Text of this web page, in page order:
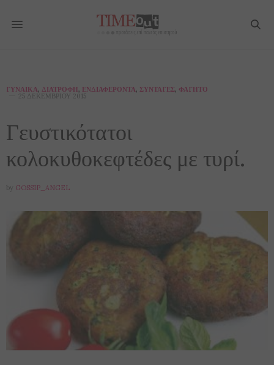
ΓΥΝΑΊΚΑ, ΔΙΑΤΡΟΦΉ, ΕΝΔΙΑΦΈΡΟΝΤΑ, ΣΥΝΤΑΓΈΣ, ΦΑΓΗΤΌ
25 ΔΕΚΕΜΒΡΊΟΥ 2015
Γευστικότατοι
κολοκυθοκεφτέδες με τυρί.
by GOSSIP_ANGEL